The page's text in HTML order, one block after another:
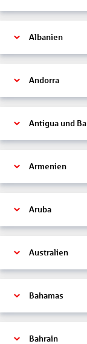
Albanien
Andorra
Antigua und
Armenien
Aruba
Australien
Bahamas
Bahrain